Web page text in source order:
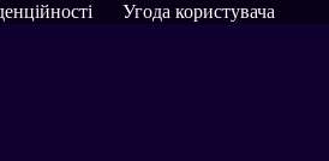
Угода користувача